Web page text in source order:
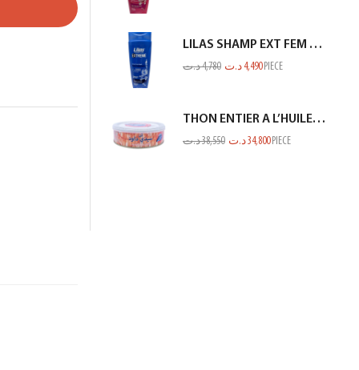
LILAS SHAMP EXT FEM ANTI PELLIC BLEU 350ML
4,780د.ت 4,490 د.ت PIECE
THON ENTIER A L’HUILE D’OLIVE SIDI DAOUD 950G
38,550د.ت 34,800د.ت PIECE